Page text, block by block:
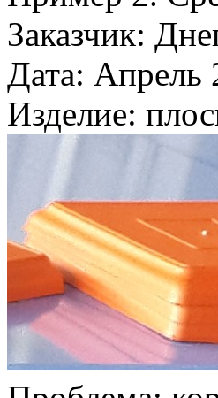
Заказчик:
Дата: Апрель
Изделие: